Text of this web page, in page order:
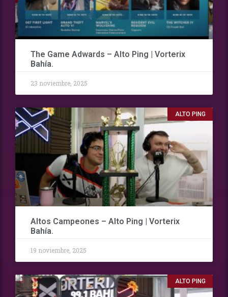
The Game Adwards – Alto Ping | Vorterix
Bahía.
23 noviembre, 2025
ALTO PING
Altos Campeones – Alto Ping | Vorterix
Bahía.
19 noviembre, 2025
ALTO PING